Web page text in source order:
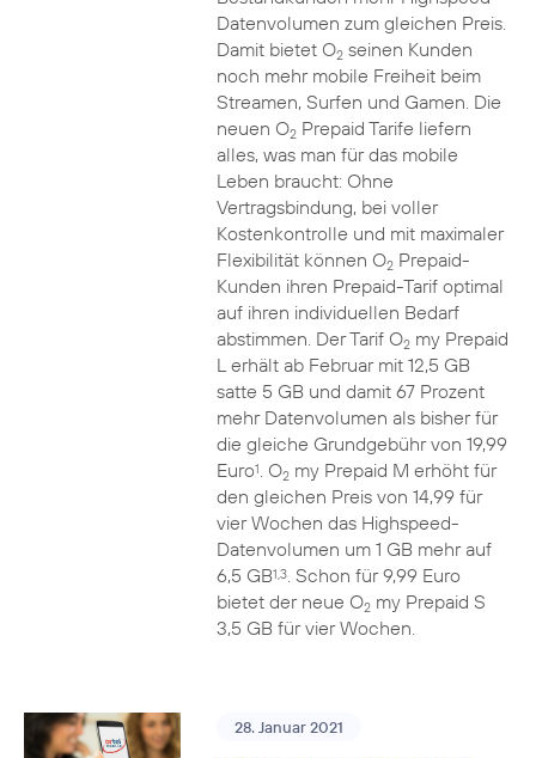
Datenvolumen zum gleichen Preis.
Damit bietet O2seinen Kunden
noch mehr mobile Freiheit beim
Streamen, Surfen und Gamen. Die
neuen O2Prepaid Tarife liefern
alles, was man für das mobile
Leben braucht: Ohne
Vertragsbindung, bei voller
Kostenkontrolle und mit maximaler
Flexibilität können O2Prepaid-
Kunden ihren Prepaid-Tarif optimal
auf ihren individuellen Bedarf
abstimmen. Der Tarif O2my Prepaid
L erhält ab Februar mit 12,5 GB
satte 5 GB und damit 67 Prozent
mehr Datenvolumen als bisher für
die gleiche Grundgebühr von 19,99
Euro1. O2my Prepaid M erhöht für
den gleichen Preis von 14,99 für
vier Wochen das Highspeed-
Datenvolumen um 1 GB mehr auf
6,5 GB1,3. Schon für 9,99 Euro
bietet der neue O2my Prepaid S
3,5 GB für vier Wochen.
28. Januar 2021